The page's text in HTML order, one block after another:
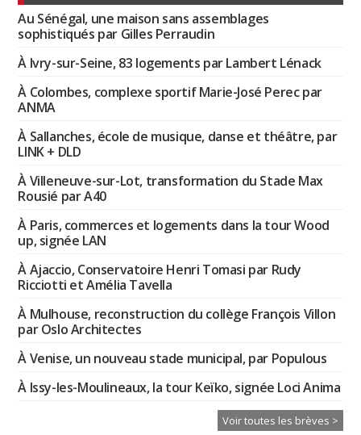
Au Sénégal, une maison sans assemblages
sophistiqués par Gilles Perraudin
À Ivry-sur-Seine, 83 logements par Lambert Lénack
À Colombes, complexe sportif Marie-José Perec par
ANMA
À Sallanches, école de musique, danse et théâtre, par
LINK + DLD
À Villeneuve-sur-Lot, transformation du Stade Max
Rousié par A40
À Paris, commerces et logements dans la tour Wood
up, signée LAN
À Ajaccio, Conservatoire Henri Tomasi par Rudy
Ricciotti et Amélia Tavella
À Mulhouse, reconstruction du collège François Villon
par Oslo Architectes
À Venise, un nouveau stade municipal, par Populous
À Issy-les-Moulineaux, la tour Keïko, signée Loci Anima
Voir toutes les brèves >